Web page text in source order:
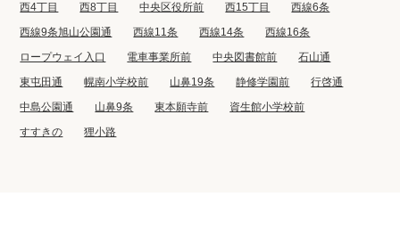
西4丁目 西8丁目 中央区役所前 西15丁目
西線6条
西線9条旭山公園通
西線11条 西線14条
西線16条
ロープウェイ入口
電車事業所前 中央図書館前
石山通
東屯田通
幌南小学校前 山鼻19条 静修学園前
行啓通
中島公園通
山鼻9条 東本願寺前
資生館小学校前
すすきの
狸小路